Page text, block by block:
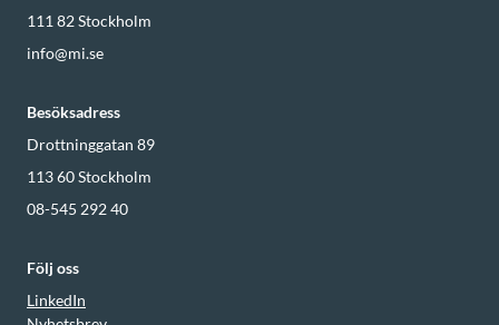
111 82Stockholm
info@mi.se
Besöksadress
Drottninggatan 89
113 60Stockholm
08-545 292 40
Följ oss
LinkedIn